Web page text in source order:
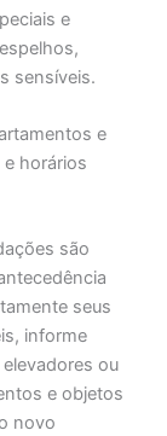
e
sensíveis.
e
horários
são
seus
informe
ou
e objetos
novo